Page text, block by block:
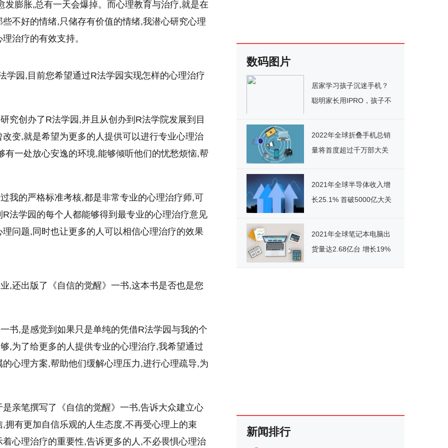
膨胀,总有一天会爆掉。而心理教育与治疗,就是在
不好的情绪,只储存有价值的情绪,我潜心研究心理
治疗的有效支持。
学园,目前您希望通过R法学园实现怎样的心理治疗
究创办了R法学园,并且从创办到R法学院发展到目
变,就是希望为更多的人提供可以进行专业心理治
一处放心安逸的环境,能够倾听他们的忧愁烦恼,帮
我的严格标准考核,都是非常专业的心理治疗师,可
法学园的每个人都能够得到最专业的心理治疗意见
问题,同时也让更多的人可以相信心理治疗的效果
,还出版了《自信的觉醒》一书,这本书是否也是您
书,是感觉到如果只是单纯的凭借R法学园与我的个
,为了给更多的人提供专业的心理治疗,我希望通过
心理方案,帮助他们缓解心理压力,进行心理疏导,为
亲笔撰写了《自信的觉醒》一书,告诉大众建立心
有更加自信乐观的人生态度,不再受心理上的束
心理治疗的重要性,告诉更多的人,不必畏惧心理治
数码图片
居家学习孩子沉迷手机？
聪明家长用IPRO，孩子不
2022年全球折叠手机总销
量将首度超过千万部大关
2021年全球半导体收入增
长25.1% 首破5000亿大关
2021年全球笔记本电脑出
货量达2.68亿台 增长19%
新闻排行